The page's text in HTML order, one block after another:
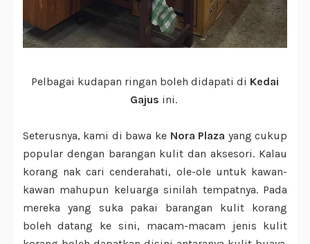
Pelbagai kudapan ringan boleh didapati di Kedai
Gajus ini.
Seterusnya, kami di bawa ke Nora Plaza yang cukup
popular dengan barangan kulit dan aksesori. Kalau
korang nak cari cenderahati, ole-ole untuk kawan-
kawan mahupun keluarga sinilah tempatnya. Pada
mereka yang suka pakai barangan kulit korang
boleh datang ke sini, macam-macam jenis kulit